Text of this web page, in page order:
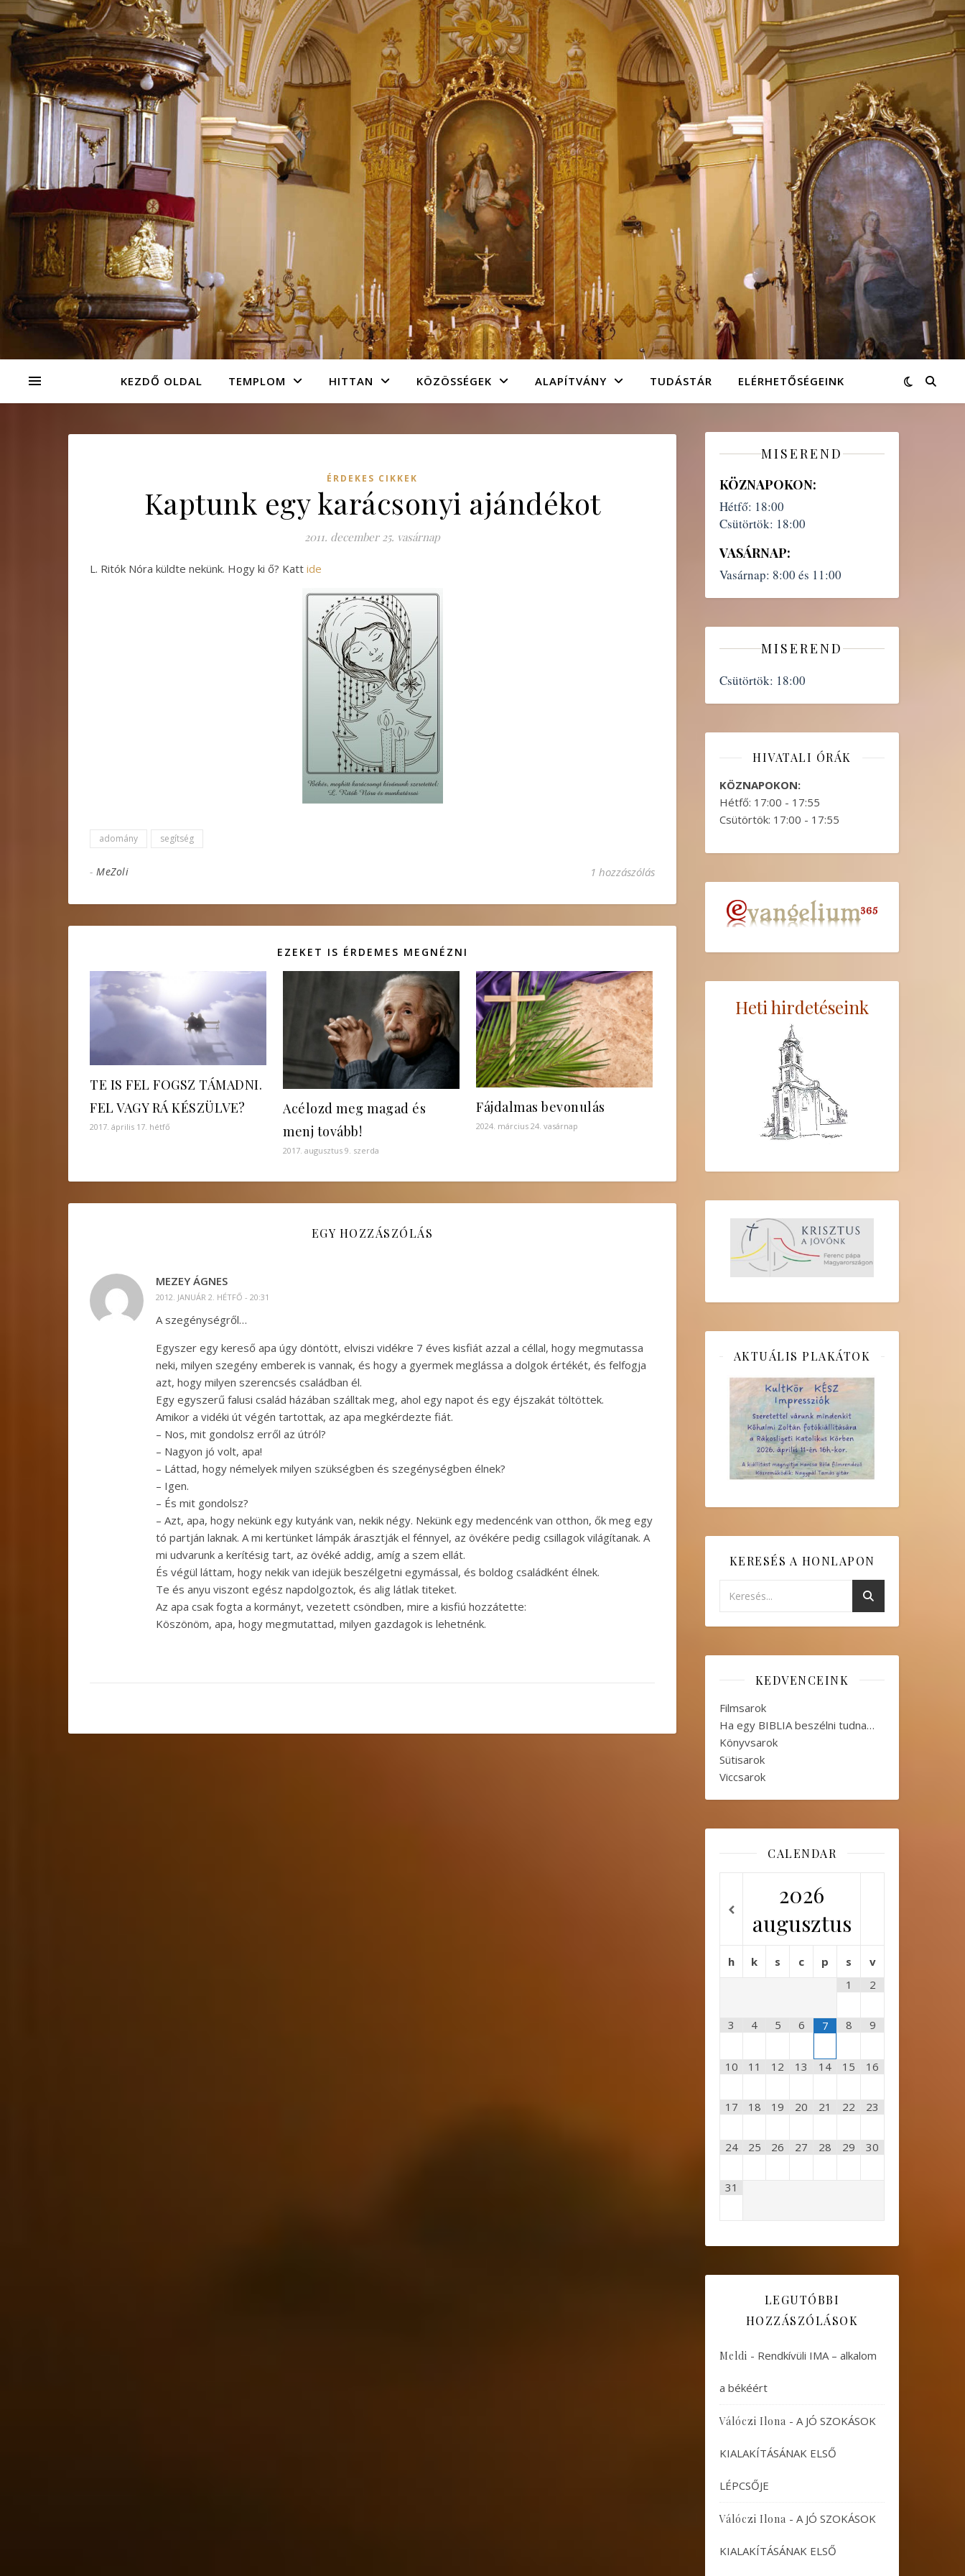
KEZDŐ OLDAL TEMPLOM HITTAN KÖZÖSSÉGEK ALAPÍTVÁNY TUDÁSTÁR ELÉRHETŐSÉGEINK
ÉRDEKES CIKKEK
Kaptunk egy karácsonyi ajándékot
2011. december 25. vasárnap
L. Ritók Nóra küldte nekünk. Hogy ki ő? Katt ide
adomány segítség
- MeZoli 1 hozzászólás
EZEKET IS ÉRDEMES MEGNÉZNI
TE IS FEL FOGSZ TÁMADNI.
FEL VAGY RÁ KÉSZÜLVE?
2017. április 17. hétfő
Acélozd meg magad és
menj tovább!
2017. augusztus 9. szerda
Fájdalmas bevonulás
2024. március 24. vasárnap
EGY HOZZÁSZÓLÁS
MEZEY ÁGNES
2012. JANUÁR 2. HÉTFŐ - 20:31
A szegénységről…
Egyszer egy kereső apa úgy döntött, elviszi vidékre 7 éves kisfiát azzal a céllal, hogy megmutassa
neki, milyen szegény emberek is vannak, és hogy a gyermek meglássa a dolgok értékét, és felfogja
azt, hogy milyen szerencsés családban él.
Egy egyszerű falusi család házában szálltak meg, ahol egy napot és egy éjszakát töltöttek.
Amikor a vidéki út végén tartottak, az apa megkérdezte fiát.
– Nos, mit gondolsz erről az útról?
– Nagyon jó volt, apa!
– Láttad, hogy némelyek milyen szükségben és szegénységben élnek?
– Igen.
– És mit gondolsz?
– Azt, apa, hogy nekünk egy kutyánk van, nekik négy. Nekünk egy medencénk van otthon, ők meg egy
tó partján laknak. A mi kertünket lámpák árasztják el fénnyel, az övékére pedig csillagok világítanak. A
mi udvarunk a kerítésig tart, az övéké addig, amíg a szem ellát.
És végül láttam, hogy nekik van idejük beszélgetni egymással, és boldog családként élnek.
Te és anyu viszont egész napdolgoztok, és alig látlak titeket.
Az apa csak fogta a kormányt, vezetett csöndben, mire a kisfiú hozzátette:
Köszönöm, apa, hogy megmutattad, milyen gazdagok is lehetnénk.
MISEREND
KÖZNAPOKON:
Hétfő: 18:00
Csütörtök: 18:00
VASÁRNAP:
Vasárnap: 8:00 és 11:00
MISEREND
Csütörtök: 18:00
HIVATALI ÓRÁK
KÖZNAPOKON:
Hétfő: 17:00 - 17:55
Csütörtök: 17:00 - 17:55
Heti hirdetéseink
AKTUÁLIS PLAKÁTOK
KERESÉS A HONLAPON
KEDVENCEINK
Filmsarok
Ha egy BIBLIA beszélni tudna…
Könyvsarok
Sütisarok
Viccsarok
CALENDAR
2026
augusztus
h k s c p s
v
1
2
3 4 5 6 7 8 9
10 11 12 13 14 15 16
17 18 19 20 21 22 23
24 25 26 27 28 29 30
31
LEGUTÓBBI
HOZZÁSZÓLÁSOK
Meldi - Rendkívüli IMA – alkalom
a békéért
Válóczi Ilona - A JÓ SZOKÁSOK
KIALAKÍTÁSÁNAK ELSŐ
LÉPCSŐJE
Válóczi Ilona - A JÓ SZOKÁSOK
KIALAKÍTÁSÁNAK ELSŐ